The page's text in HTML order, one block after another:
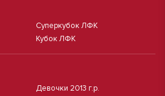
Суперкубок ЛФК
Кубок ЛФК
Девочки 2013 г.р.